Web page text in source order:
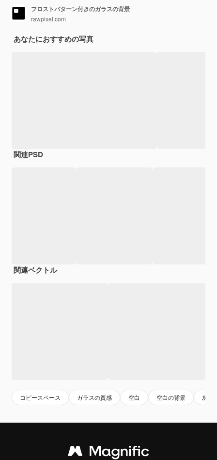
フロストパターン付きのガラスの背景
rawpixel.com
あなたにおすすめの写真
関連PSD
関連ベクトル
コピースペース ガラスの質感 空白 空白の背景 灰色